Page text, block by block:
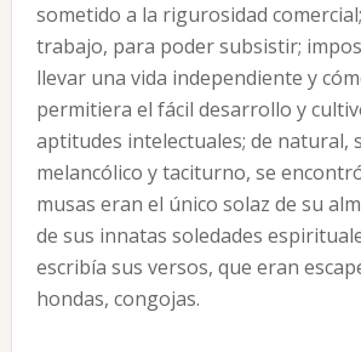
sometido a la rigurosidad
trabajo, para poder subsistir;
llevar una vida independiente y
permitiera el fácil desarrollo y
aptitudes intelectuales; de natural,
melancólico y taciturno, se
musas eran el único solaz de su
de sus innatas soledades
escribía sus versos, que eran
hondas, congojas.